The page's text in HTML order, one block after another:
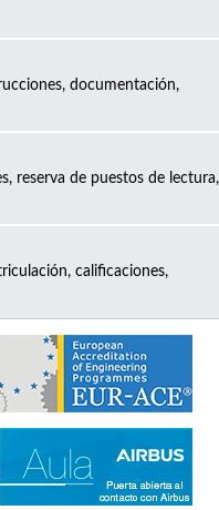
documentación,
reserva de puestos de lectura,
calificaciones,